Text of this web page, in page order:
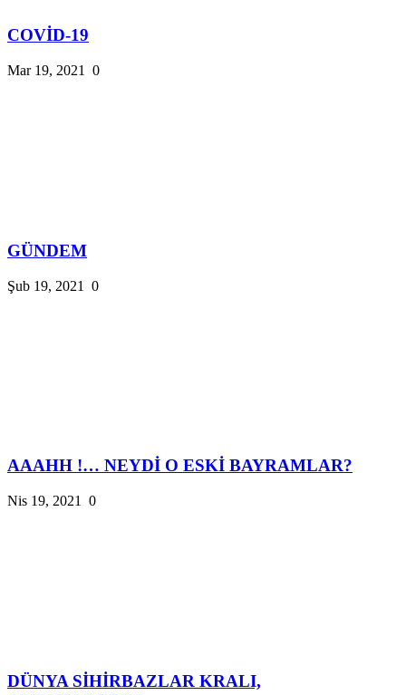
COVİD-19
Mar 19, 2021 0
GÜNDEM
Şub 19, 2021 0
AAAHH !… NEYDİ O ESKİ BAYRAMLAR?
Nis 19, 2021 0
DÜNYA SİHİRBAZLAR KRALI,